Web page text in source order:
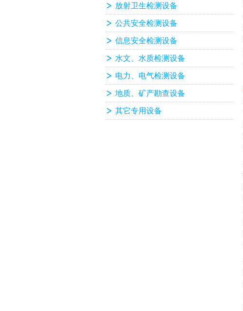
放射卫生检测设备
公共安全检测设备
信息安全检测设备
水文、水质检测设备
电力、电气检测设备
地质、矿产勘查设备
其它专用设备